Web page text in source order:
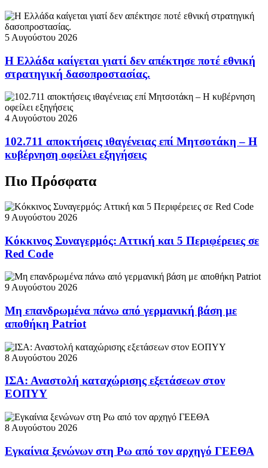
5 Αυγούστου 2026
Η Ελλάδα καίγεται γιατί δεν απέκτησε ποτέ εθνική
στρατηγική δασοπροστασίας.
4 Αυγούστου 2026
102.711 αποκτήσεις ιθαγένειας επί Μητσοτάκη – Η
κυβέρνηση οφείλει εξηγήσεις
Πιο Πρόσφατα
9 Αυγούστου 2026
Κόκκινος Συναγερμός: Αττική και 5 Περιφέρειες σε
Red Code
9 Αυγούστου 2026
Μη επανδρωμένα πάνω από γερμανική βάση με
αποθήκη Patriot
8 Αυγούστου 2026
ΙΣΑ: Αναστολή καταχώρισης εξετάσεων στον
ΕΟΠΥΥ
8 Αυγούστου 2026
Εγκαίνια ξενώνων στη Ρω από τον αρχηγό ΓΕΕΘΑ